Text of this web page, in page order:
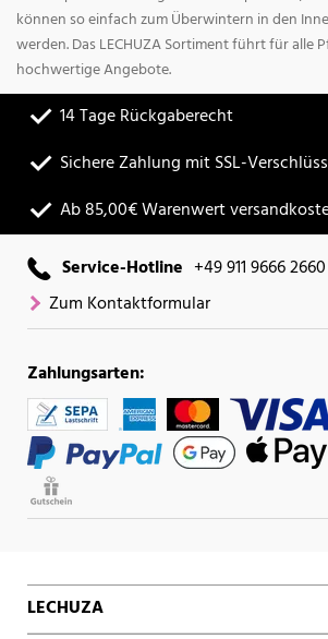
können so einfach zum Überwintern in den
werden. Das LECHUZA Sortiment führt für alle
hochwertige Angebote.
14 Tage Rückgaberecht
Sichere Zahlung mit SSL-
Ab 85,00€ Warenwert
Service-Hotline +49 911 9666 2660
Zum Kontaktformular
Zahlungsarten:
LECHUZA